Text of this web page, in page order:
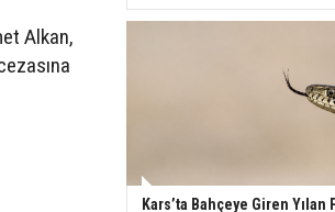
Alkan,
Kars’ta Bahçeye Giren Yılan